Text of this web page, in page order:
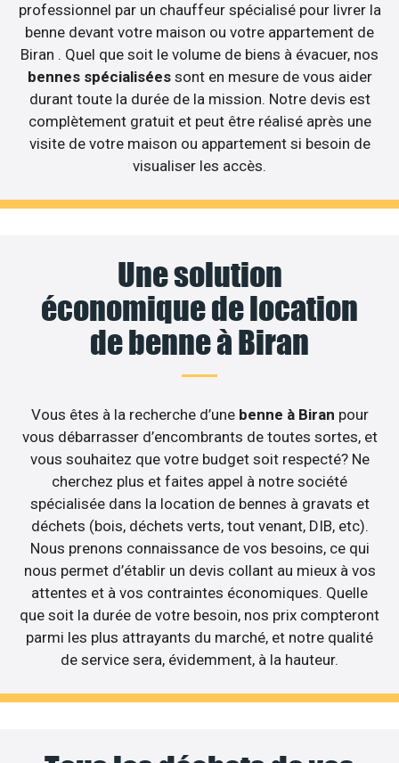
professionnel par un chauffeur spécialisé pour livrer la
benne devant votre maison ou votre appartement de
Biran . Quel que soit le volume de biens à évacuer, nos
bennes spécialiséessont en mesure de vous aider
durant toute la durée de la mission. Notre devis est
complètement gratuit et peut être réalisé après une
visite de votre maison ou appartement si besoin de
visualiser les accès.
Une solution
économique de location
de benne à Biran
Vous êtes à la recherche d’une benne à Biran pour
vous débarrasser d’encombrants de toutes sortes, et
vous souhaitez que votre budget soit respecté? Ne
cherchez plus et faites appel à notre société
spécialisée dans la location de bennes à gravats et
déchets (bois, déchets verts, tout venant, DIB, etc).
Nous prenons connaissance de vos besoins, ce qui
nous permet d’établir un devis collant au mieux à vos
attentes et à vos contraintes économiques. Quelle
que soit la durée de votre besoin, nos prix compteront
parmi les plus attrayants du marché, et notre qualité
de service sera, évidemment, à la hauteur.